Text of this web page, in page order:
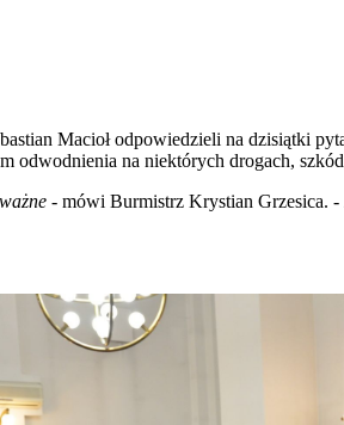
Macioł odpowiedzieli na dzisiątki
odwodnienia na niektórych drogach,
- mówi Burmistrz Krystian Grzesica. -